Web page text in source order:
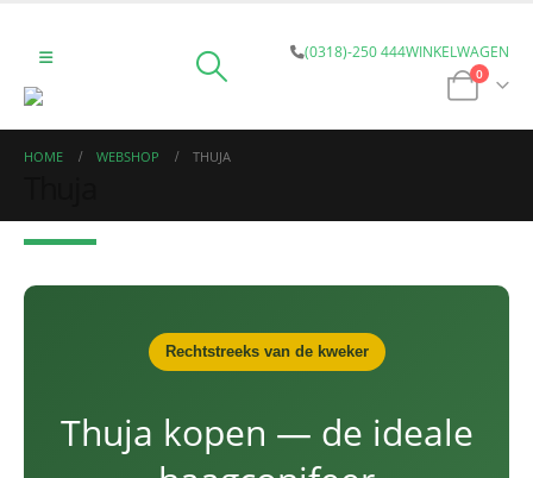
(0318)-250 444WINKELWAGEN
0
HOME WEBSHOP THUJA
Rechtstreeks van de kweker
Thuja kopen — de ideale